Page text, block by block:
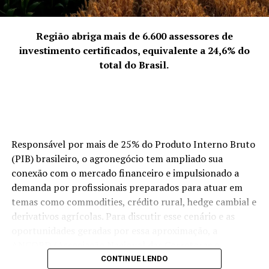
“Representamos a quebra da solidão empreendedora.
mas, coletivamente, torna-se uma jornada
enriquecedora. Discutimos abertamente os desafios da
‘mulher multitarefa’ e transformamos essas dores em
ACIP Mulher.
Região abriga mais de 6.600 assessores de
investimento certificados, equivalente a 24,6% do
total do Brasil.
Responsável por mais de 25% do Produto Interno Bruto
(PIB) brasileiro, o agronegócio tem ampliado sua
conexão com o mercado financeiro e impulsionado a
demanda por profissionais preparados para atuar em
temas como commodities, crédito rural, hedge cambial e
derivativos agrícolas. Para discutir esse cenário e as
Distribuidoras de Títulos e Valores Mobiliários, Câmbio e
CONTINUE LENDO